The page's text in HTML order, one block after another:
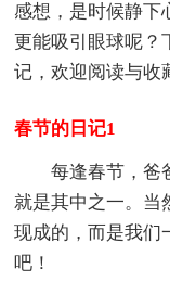
感想，是时候静下
更能吸引眼球呢？
记，欢迎阅读与收
春节的日记1
每逢春节，爸
就是其中之一。当
现成的，而是我们
吧！